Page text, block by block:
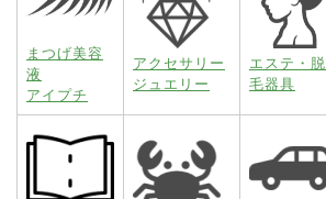
まつげ美容
液
アイプチ
アクセサリー
ジュエリー
エステ・脱
毛器具